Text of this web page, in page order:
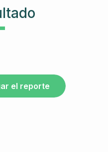
el reporte